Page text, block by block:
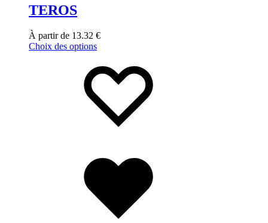
TEROS
À partir de 13.32 €
Choix des options